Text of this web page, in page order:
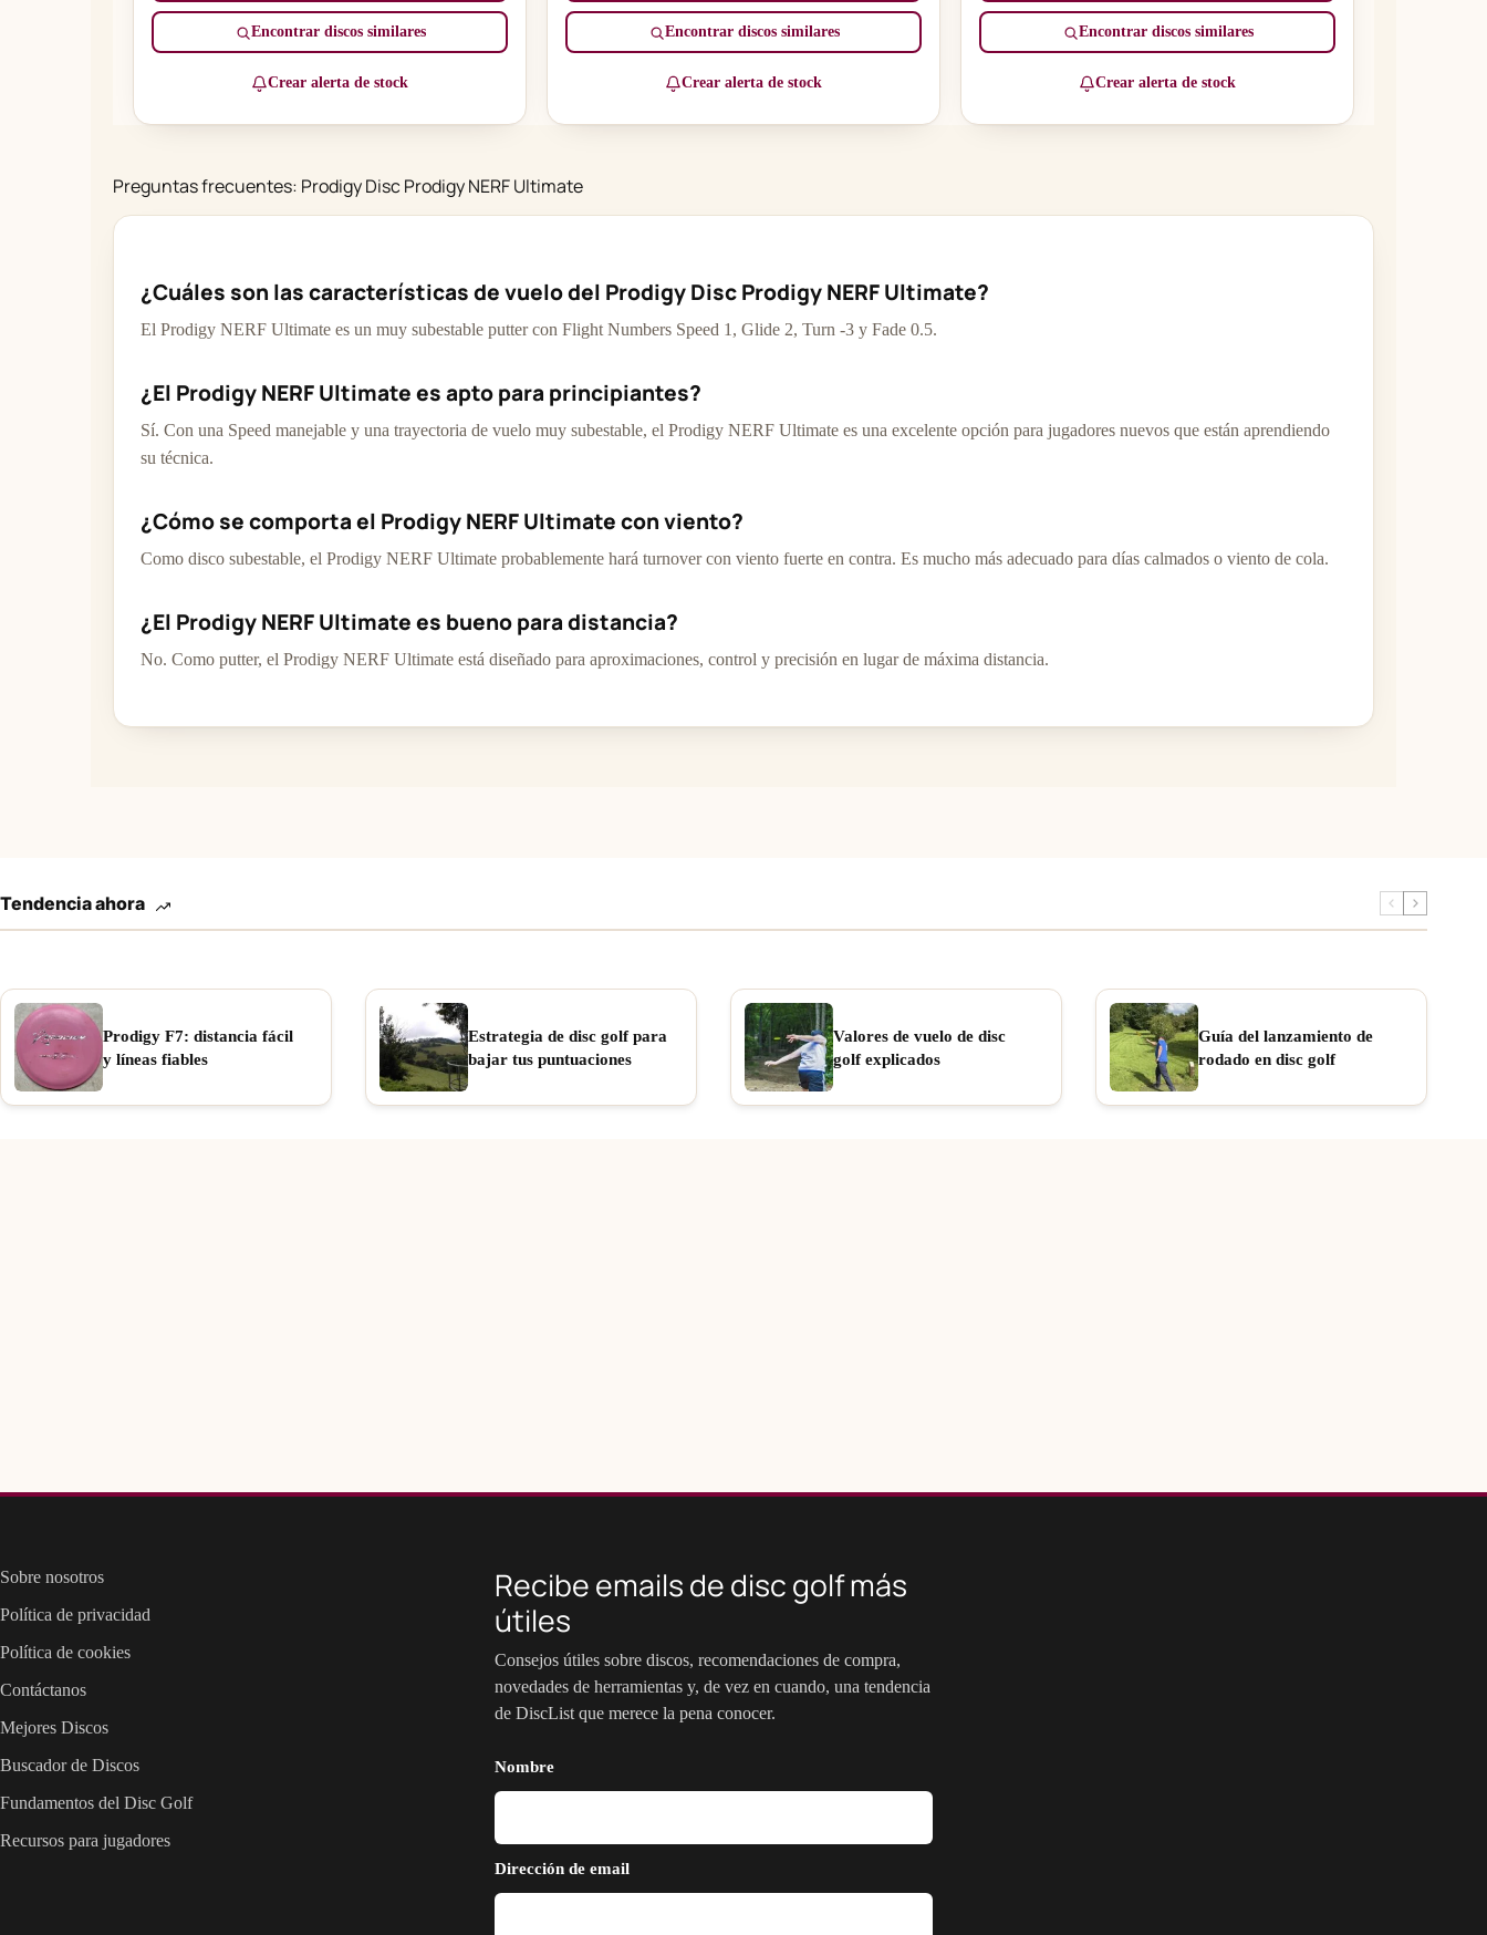
Encontrar discos similares
Crear alerta de stock
Encontrar discos similares
Crear alerta de stock
Encontrar discos similares
Crear alerta de stock
Preguntas frecuentes: Prodigy Disc Prodigy NERF Ultimate
¿Cuáles son las características de vuelo del Prodigy Disc Prodigy NERF Ultimate?
El Prodigy NERF Ultimate es un muy subestable putter con Flight Numbers Speed 1, Glide 2, Turn -3 y Fade 0.5.
¿El Prodigy NERF Ultimate es apto para principiantes?
Sí. Con una Speed manejable y una trayectoria de vuelo muy subestable, el Prodigy NERF Ultimate es una excelente opción para jugadores nuevos que están aprendiendo
su técnica.
¿Cómo se comporta el Prodigy NERF Ultimate con viento?
Como disco subestable, el Prodigy NERF Ultimate probablemente hará turnover con viento fuerte en contra. Es mucho más adecuado para días calmados o viento de cola.
¿El Prodigy NERF Ultimate es bueno para distancia?
No. Como putter, el Prodigy NERF Ultimate está diseñado para aproximaciones, control y precisión en lugar de máxima distancia.
Tendencia ahora
Prodigy F7: distancia fácil
y líneas fiables
Estrategia de disc golf para
bajar tus puntuaciones
Valores de vuelo de disc
golf explicados
Guía del lanzamiento de
rodado en disc golf
Sobre nosotros
Política de privacidad
Política de cookies
Contáctanos
Mejores Discos
Buscador de Discos
Fundamentos del Disc Golf
Recursos para jugadores
Recibe emails de disc golf más
útiles
Consejos útiles sobre discos, recomendaciones de compra,
novedades de herramientas y, de vez en cuando, una tendencia
de DiscList que merece la pena conocer.
Nombre
Dirección de email